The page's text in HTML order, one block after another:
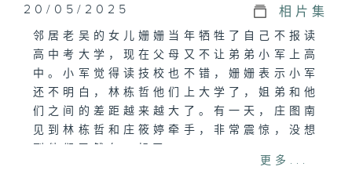
20/05/2025 相片集
邻居老吴的女儿姗姗当年牺牲了自己不报读
高中考大学，现在父母又不让弟弟小军上高
中。小军觉得读技校也不错，姗姗表示小军
还不明白，林栋哲他们上大学了，姐弟和他
们之间的差距越来越大了。有一天，庄图南
见到林栋哲和庄筱婷牵手，非常震惊，没想
更多...